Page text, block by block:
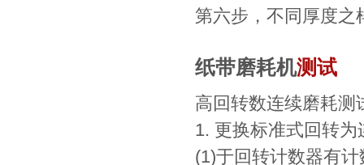
第六步，不同厚度之
纸带磨耗机测试
高回转数连续磨耗测
1. 更换标准式回转
(1)于回转计数器有